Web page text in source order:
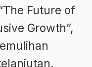
Future of
Growth”,